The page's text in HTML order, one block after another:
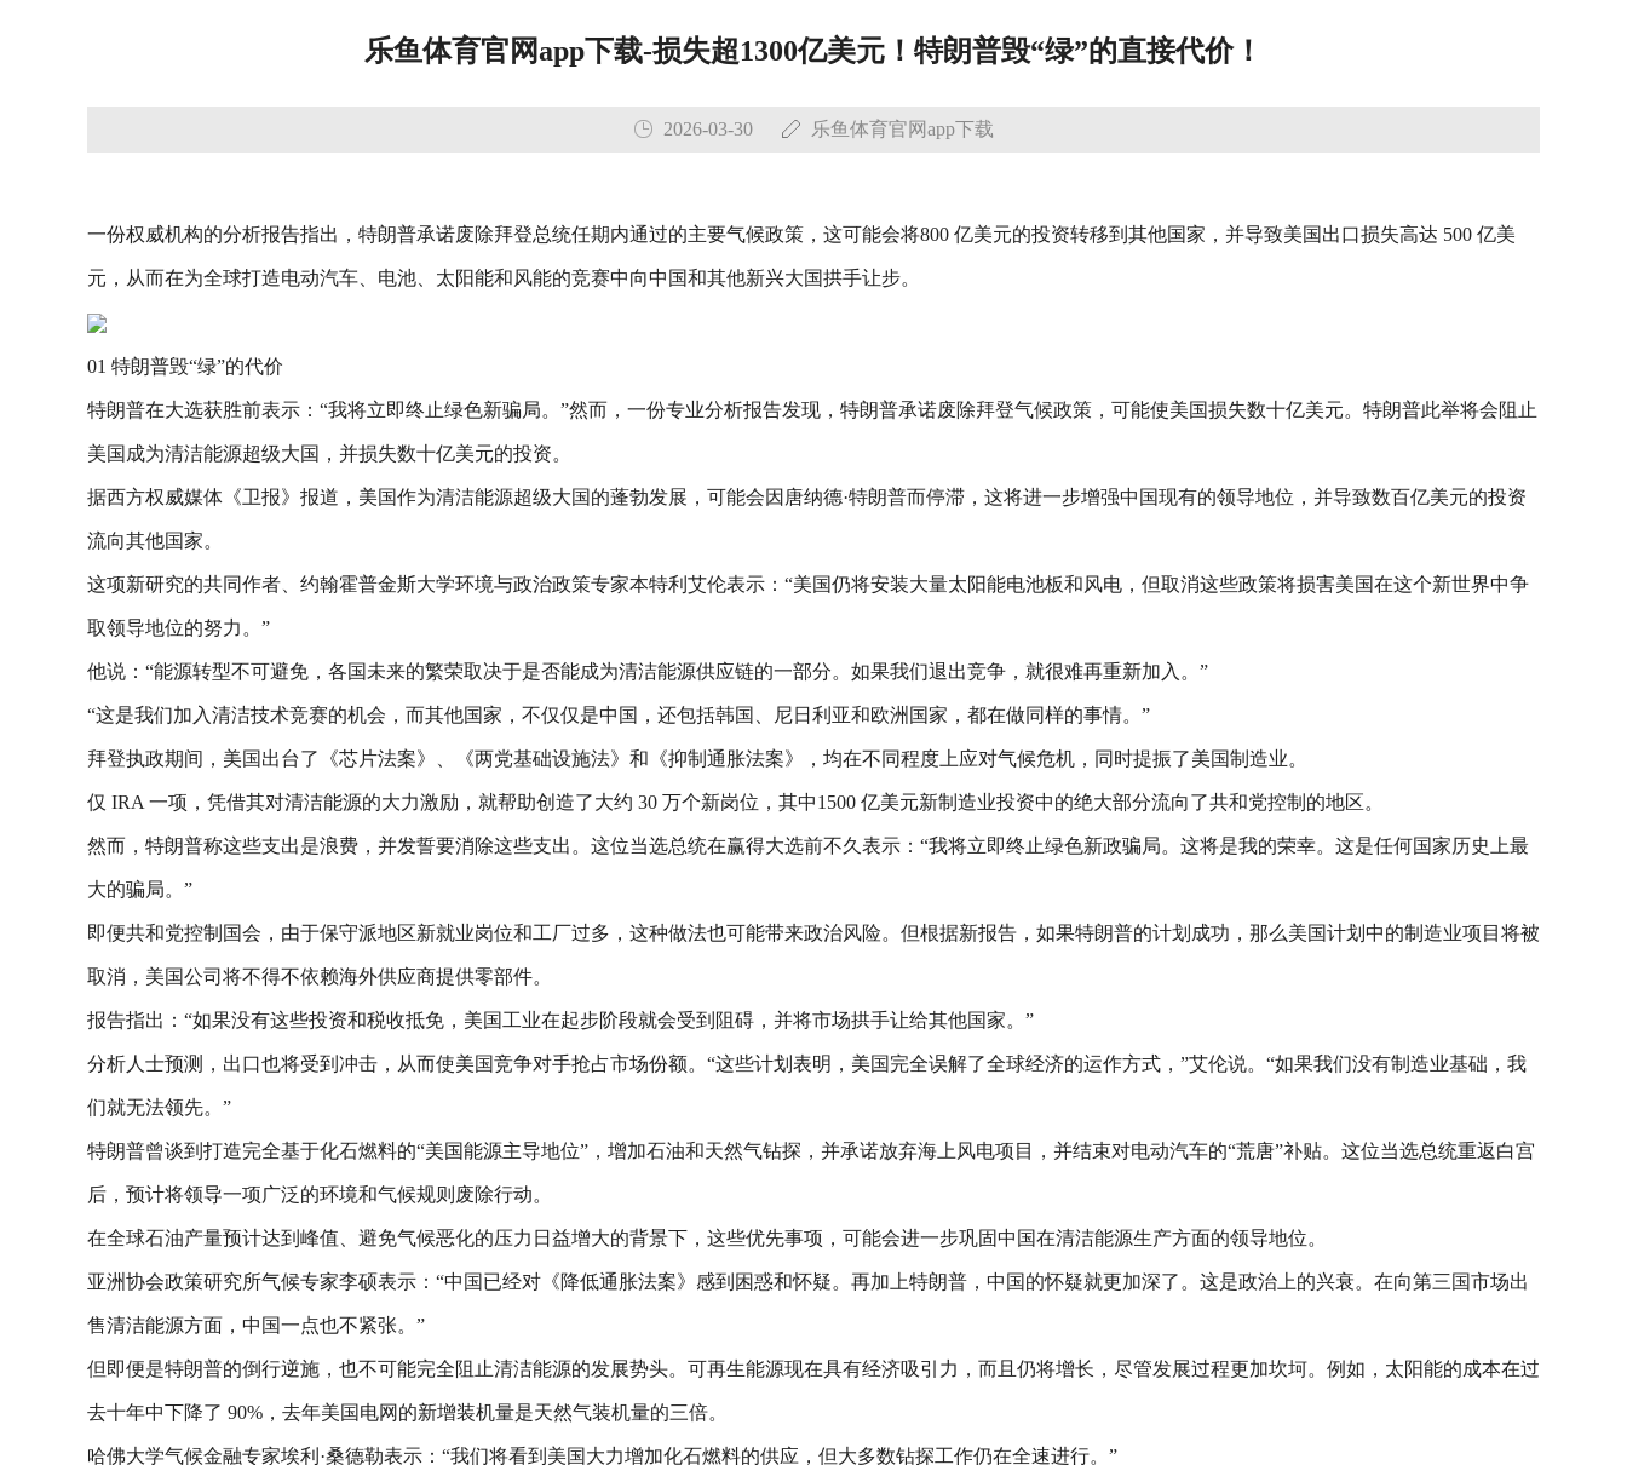
乐鱼体育官网app下载-损失超1300亿美元！特朗普毁“绿”的直接代价！
2026-03-30 乐鱼体育官网app下载
一份权威机构的分析报告指出，特朗普承诺废除拜登总统任期内通过的主要气候政策，这可能会将800 亿美元的投资转移到其他国家，并导致美国出口损失高达 500 亿美
元，从而在为全球打造电动汽车、电池、太阳能和风能的竞赛中向中国和其他新兴大国拱手让步。
01 特朗普毁“绿”的代价
特朗普在大选获胜前表示：“我将立即终止绿色新骗局。”然而，一份专业分析报告发现，特朗普承诺废除拜登气候政策，可能使美国损失数十亿美元。特朗普此举将会阻止
美国成为清洁能源超级大国，并损失数十亿美元的投资。
据西方权威媒体《卫报》报道，美国作为清洁能源超级大国的蓬勃发展，可能会因唐纳德·特朗普而停滞，这将进一步增强中国现有的领导地位，并导致数百亿美元的投资
流向其他国家。
这项新研究的共同作者、约翰霍普金斯大学环境与政治政策专家本特利艾伦表示：“美国仍将安装大量太阳能电池板和风电，但取消这些政策将损害美国在这个新世界中争
取领导地位的努力。”
他说：“能源转型不可避免，各国未来的繁荣取决于是否能成为清洁能源供应链的一部分。如果我们退出竞争，就很难再重新加入。”
“这是我们加入清洁技术竞赛的机会，而其他国家，不仅仅是中国，还包括韩国、尼日利亚和欧洲国家，都在做同样的事情。”
拜登执政期间，美国出台了《芯片法案》、《两党基础设施法》和《抑制通胀法案》，均在不同程度上应对气候危机，同时提振了美国制造业。
仅 IRA 一项，凭借其对清洁能源的大力激励，就帮助创造了大约 30 万个新岗位，其中1500 亿美元新制造业投资中的绝大部分流向了共和党控制的地区。
然而，特朗普称这些支出是浪费，并发誓要消除这些支出。这位当选总统在赢得大选前不久表示：“我将立即终止绿色新政骗局。这将是我的荣幸。这是任何国家历史上最
大的骗局。”
即便共和党控制国会，由于保守派地区新就业岗位和工厂过多，这种做法也可能带来政治风险。但根据新报告，如果特朗普的计划成功，那么美国计划中的制造业项目将被
取消，美国公司将不得不依赖海外供应商提供零部件。
报告指出：“如果没有这些投资和税收抵免，美国工业在起步阶段就会受到阻碍，并将市场拱手让给其他国家。”
分析人士预测，出口也将受到冲击，从而使美国竞争对手抢占市场份额。“这些计划表明，美国完全误解了全球经济的运作方式，”艾伦说。“如果我们没有制造业基础，我
们就无法领先。”
特朗普曾谈到打造完全基于化石燃料的“美国能源主导地位”，增加石油和天然气钻探，并承诺放弃海上风电项目，并结束对电动汽车的“荒唐”补贴。这位当选总统重返白宫
后，预计将领导一项广泛的环境和气候规则废除行动。
在全球石油产量预计达到峰值、避免气候恶化的压力日益增大的背景下，这些优先事项，可能会进一步巩固中国在清洁能源生产方面的领导地位。
亚洲协会政策研究所气候专家李硕表示：“中国已经对《降低通胀法案》感到困惑和怀疑。再加上特朗普，中国的怀疑就更加深了。这是政治上的兴衰。在向第三国市场出
售清洁能源方面，中国一点也不紧张。”
但即便是特朗普的倒行逆施，也不可能完全阻止清洁能源的发展势头。可再生能源现在具有经济吸引力，而且仍将增长，尽管发展过程更加坎坷。例如，太阳能的成本在过
去十年中下降了 90%，去年美国电网的新增装机量是天然气装机量的三倍。
哈佛大学气候金融专家埃利·桑德勒表示：“我们将看到美国大力增加化石燃料的供应，但大多数钻探工作仍在全速进行。”